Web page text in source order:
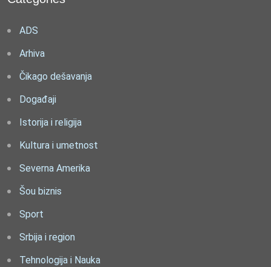
ADS
Arhiva
Čikago dešavanja
Događaji
Istorija i religija
Kultura i umetnost
Severna Amerika
Šou biznis
Sport
Srbija i region
Tehnologija i Nauka